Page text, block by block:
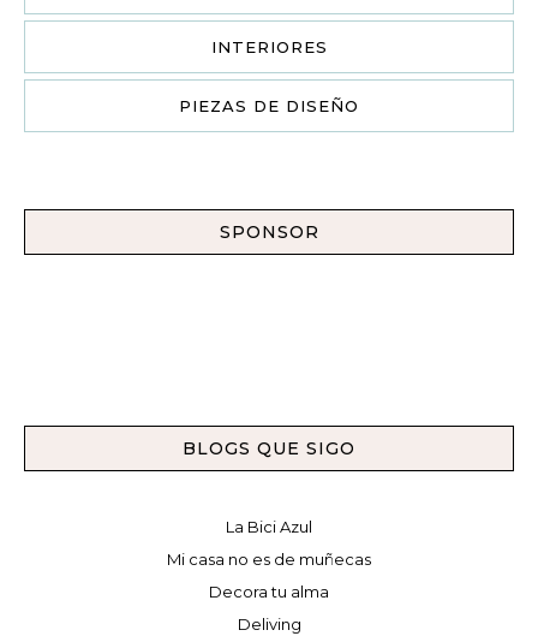
INTERIORES
PIEZAS DE DISEÑO
SPONSOR
BLOGS QUE SIGO
La Bici Azul
Mi casa no es de muñecas
Decora tu alma
Deliving